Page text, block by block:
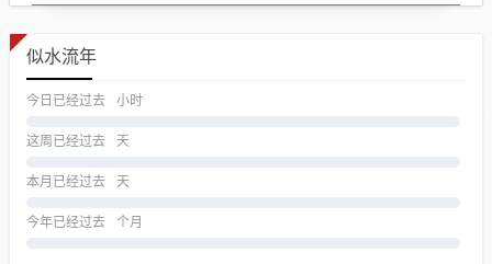
似水流年
今日已经过去 小时
这周已经过去 天
本月已经过去 天
今年已经过去 个月